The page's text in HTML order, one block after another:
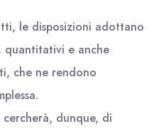
le disposizioni adottano
e anche
che ne rendono
dunque, di